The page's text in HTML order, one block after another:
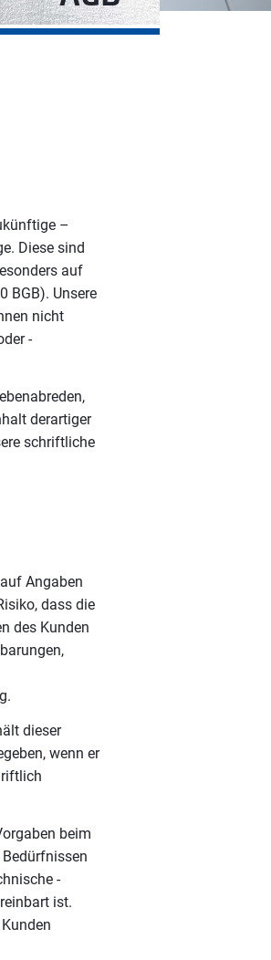
–
Diese sind
auf
BGB). Unsere
nicht
-
derartiger
schriftliche
Angaben
dass die
des Kunden
dieser
wenn er
beim
-
ist.